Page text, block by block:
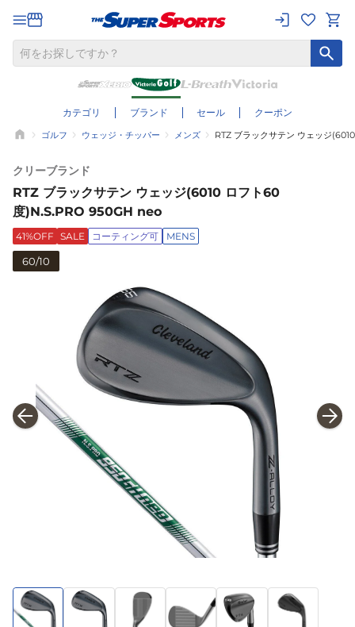
カテゴリ ブランド セール クーポン
ゴルフ ウェッジ・チッパー メンズ RTZ ブラックサテン ウェッジ
クリーブランド
RTZ ブラックサテン ウェッジ(6010 ロフト60
度)N.S.PRO 950GH neo
41%OFF SALE コーティング可 MENS
60/10